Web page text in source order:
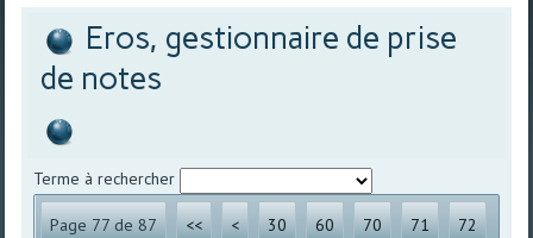
Eros, gestionnaire de prise
de notes
Terme à rechercher
Page 77 de 87 << < 30 60 70 71 72